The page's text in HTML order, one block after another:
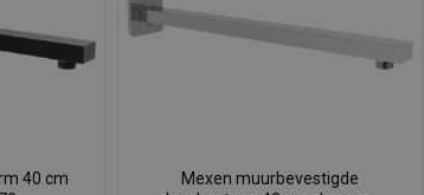
40 cm
Mexen muurbevestigde